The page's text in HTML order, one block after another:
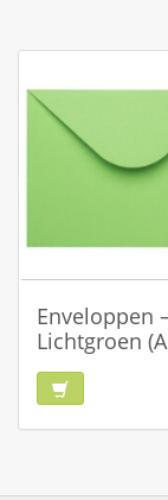
Enveloppen
Lichtgroen